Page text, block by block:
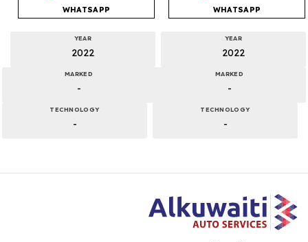
WHATSAPP
YEAR
2022
MARKED
-
TECHNOLOGY
-
WHATSAPP
YEAR
2022
MARKED
-
TECHNOLOGY
-